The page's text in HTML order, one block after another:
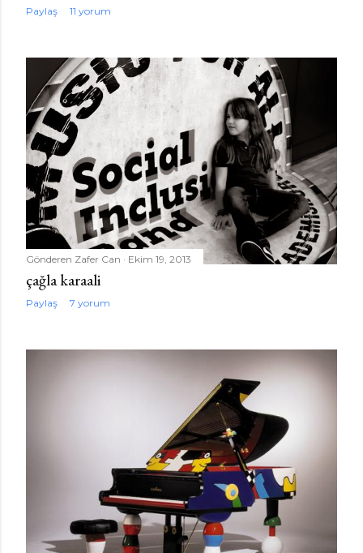
Paylaş 11 yorum
Gönderen Zafer Can Ekim 19, 2013
çağla karaali
Paylaş 7 yorum